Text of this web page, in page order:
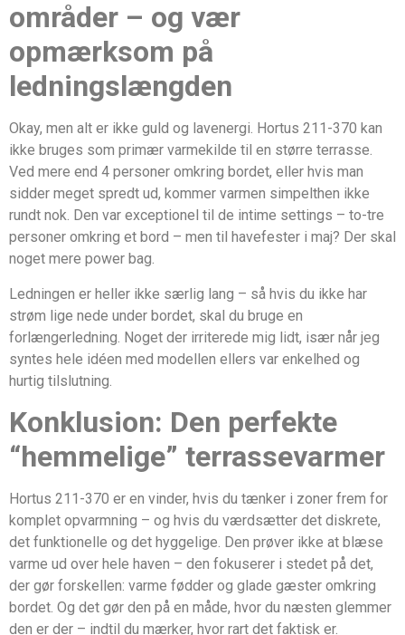
områder – og vær
opmærksom på
ledningslængden
Okay, men alt er ikke guld og lavenergi. Hortus 211-370 kan
ikke bruges som primær varmekilde til en større terrasse.
Ved mere end 4 personer omkring bordet, eller hvis man
sidder meget spredt ud, kommer varmen simpelthen ikke
rundt nok. Den var exceptionel til de intime settings – to-tre
personer omkring et bord – men til havefester i maj? Der skal
noget mere power bag.
Ledningen er heller ikke særlig lang – så hvis du ikke har
strøm lige nede under bordet, skal du bruge en
forlængerledning. Noget der irriterede mig lidt, især når jeg
syntes hele idéen med modellen ellers var enkelhed og
hurtig tilslutning.
Konklusion: Den perfekte
“hemmelige” terrassevarmer
Hortus 211-370 er en vinder, hvis du tænker i zoner frem for
komplet opvarmning – og hvis du værdsætter det diskrete,
det funktionelle og det hyggelige. Den prøver ikke at blæse
varme ud over hele haven – den fokuserer i stedet på det,
der gør forskellen: varme fødder og glade gæster omkring
bordet. Og det gør den på en måde, hvor du næsten glemmer
den er der – indtil du mærker, hvor rart det faktisk er.